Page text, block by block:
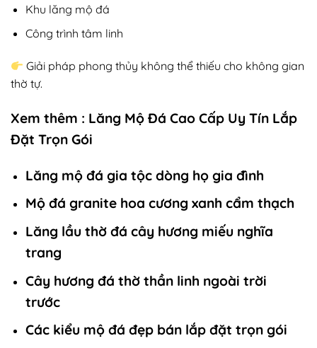
Khu lăng mộ đá
Công trình tâm linh
Giải pháp phong thủy không thể thiếu cho không gian
thờ tự.
Xem thêm : Lăng Mộ Đá Cao Cấp Uy Tín Lắp
Đặt Trọn Gói
Lăng mộ đá gia tộc dòng họ gia đình
Mộ đá granite hoa cương xanh cẩm thạch
Lăng lầu thờ đá cây hương miếu nghĩa
trang
Cây hương đá thờ thần linh ngoài trời
trước
Các kiểu mộ đá đẹp bán lắp đặt trọn gói